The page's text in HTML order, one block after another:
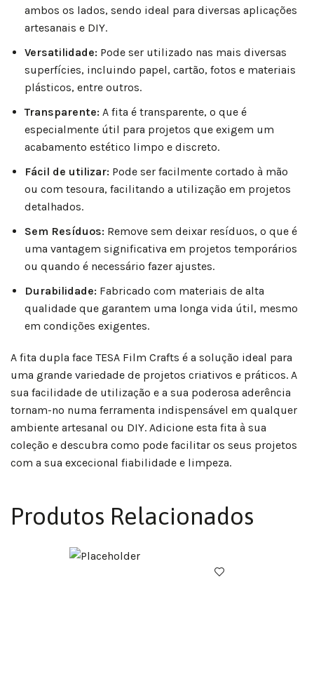
ambos os lados, sendo ideal para diversas aplicações
artesanais e DIY.
Versatilidade: Pode ser utilizado nas mais diversas
superfícies, incluindo papel, cartão, fotos e materiais
plásticos, entre outros.
Transparente: A fita é transparente, o que é
especialmente útil para projetos que exigem um
acabamento estético limpo e discreto.
Fácil de utilizar: Pode ser facilmente cortado à mão
ou com tesoura, facilitando a utilização em projetos
detalhados.
Sem Resíduos: Remove sem deixar resíduos, o que é
uma vantagem significativa em projetos temporários
ou quando é necessário fazer ajustes.
Durabilidade: Fabricado com materiais de alta
qualidade que garantem uma longa vida útil, mesmo
em condições exigentes.
A fita dupla face TESA Film Crafts é a solução ideal para
uma grande variedade de projetos criativos e práticos. A
sua facilidade de utilização e a sua poderosa aderência
tornam-no numa ferramenta indispensável em qualquer
ambiente artesanal ou DIY. Adicione esta fita à sua
coleção e descubra como pode facilitar os seus projetos
com a sua excecional fiabilidade e limpeza.
Produtos Relacionados